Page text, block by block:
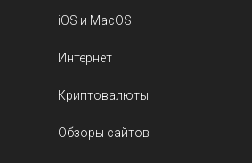
iOS и MacOS
Интернет
Криптовалюты
Обзоры сайтов